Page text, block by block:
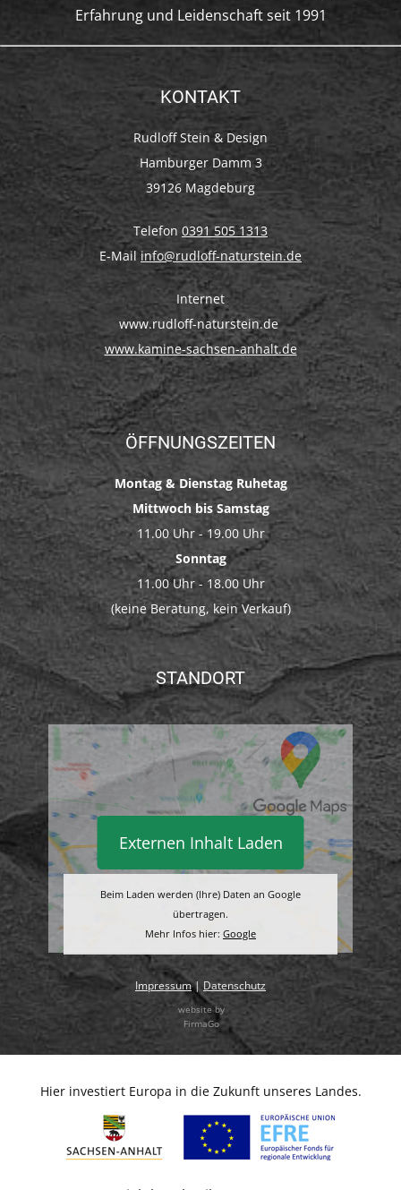
Erfahrung und Leidenschaft seit 1991
KONTAKT
Rudloff Stein & Design
Hamburger Damm 3
39126 Magdeburg
Telefon 0391 505 1313
E-Mail info@rudloff-naturstein.de
Internet
www.rudloff-naturstein.de
www.kamine-sachsen-anhalt.de
ÖFFNUNGSZEITEN
Montag & Dienstag Ruhetag
Mittwoch bis Samstag
11.00 Uhr - 19.00 Uhr
Sonntag
11.00 Uhr - 18.00 Uhr
(keine Beratung, kein Verkauf)
STANDORT
Externen Inhalt Laden
Beim Laden werden (Ihre) Daten an Google
übertragen.
Mehr Infos hier: Google
Impressum| Datenschutz
website by
FirmaGo
Hier investiert Europa in die Zukunft unseres Landes.